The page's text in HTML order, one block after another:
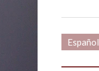
Español